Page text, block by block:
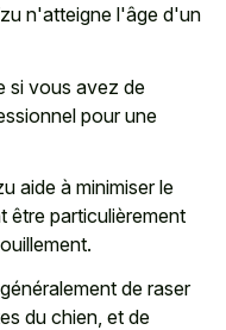
n'atteigne l'âge d'un
si vous avez de
pour une
aide à minimiser le
être particulièrement
de raser
du chien, et de